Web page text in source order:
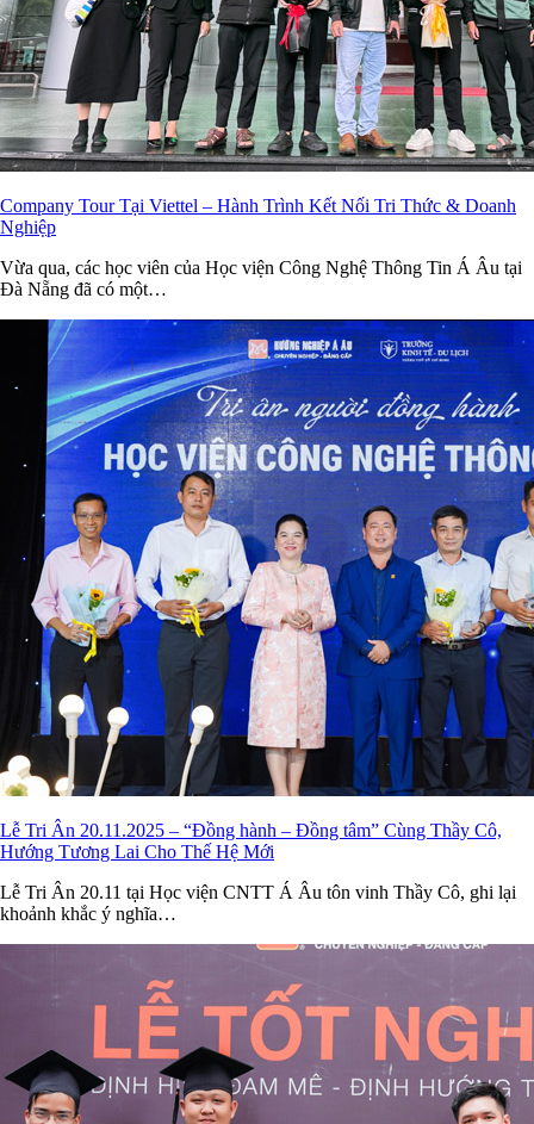
Company Tour Tại Viettel – Hành Trình Kết Nối Tri Thức & Doanh
Nghiệp
Vừa qua, các học viên của Học viện Công Nghệ Thông Tin Á Âu tại
Đà Nẵng đã có một…
Lễ Tri Ân 20.11.2025 – “Đồng hành – Đồng tâm” Cùng Thầy Cô,
Hướng Tương Lai Cho Thế Hệ Mới
Lễ Tri Ân 20.11 tại Học viện CNTT Á Âu tôn vinh Thầy Cô, ghi lại
khoảnh khắc ý nghĩa…